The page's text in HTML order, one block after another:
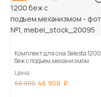
Комплект для сна Selesta 1200
беж с подъем.механизмом
Цена
66 990 46 900